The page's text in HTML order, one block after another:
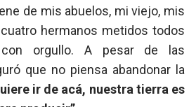
de mis abuelos, mi viejo, mis
hermanos metidos todos
con orgullo. A pesar de las
que no piensa abandonar la
ir de acá, nuestra tierra es